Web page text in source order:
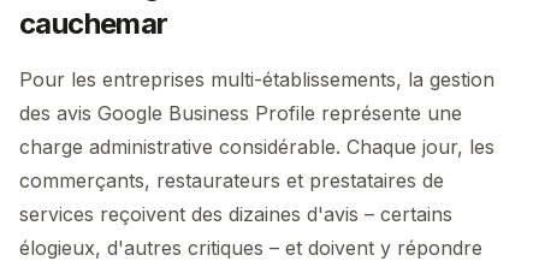
cauchemar
Pour les entreprises multi-établissements, la gestion
des avis Google Business Profile représente une
charge administrative considérable. Chaque jour, les
commerçants, restaurateurs et prestataires de
services reçoivent des dizaines d'avis – certains
élogieux, d'autres critiques – et doivent y répondre